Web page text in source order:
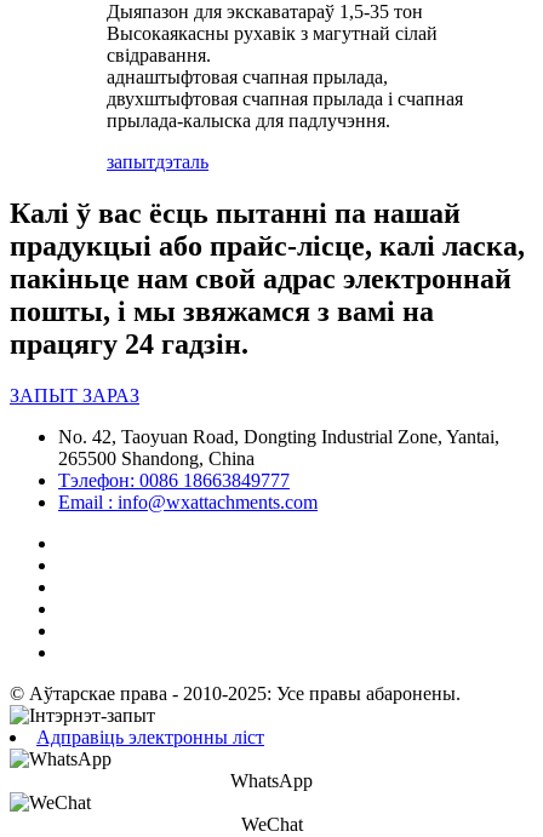
Дыяпазон для экскаватараў 1,5-35 тон
Высокаякасны рухавік з магутнай сілай
свідравання.
аднаштыфтовая счапная прылада,
двухштыфтовая счапная прылада і счапная
прылада-калыска для падлучэння.
запытдэталь
Калі ў вас ёсць пытанні па нашай
прадукцыі або прайс-лісце, калі ласка,
пакіньце нам свой адрас электроннай
пошты, і мы звяжамся з вамі на
працягу 24 гадзін.
ЗАПЫТ ЗАРАЗ
No. 42, Taoyuan Road, Dongting Industrial Zone, Yantai,
265500 Shandong, China
Тэлефон: 0086 18663849777
Email : info@wxattachments.com
© Аўтарскае права - 2010-2025: Усе правы абаронены.
Адправіць электронны ліст
WhatsApp
WeChat